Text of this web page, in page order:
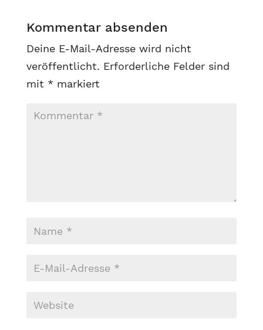
Kommentar absenden
Deine E-Mail-Adresse wird nicht
veröffentlicht. Erforderliche Felder sind
mit * markiert